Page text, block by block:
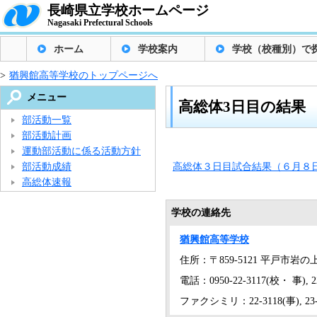
長崎県立学校ホームページ
Nagasaki Prefectural Schools
ホーム 学校案内 学校（校種別）で
> 猶興館高等学校のトップページへ
高総体3日目の結果
高総体３日目試合結果（６月８
学校の連絡先
猶興館高等学校
住所：〒859-5121 平戸市岩の
電話：0950-22-3117(校・ 事),
ファクシミリ：22-3118(事),
メニュー
部活動一覧
部活動計画
運動部活動に係る活動方針
部活動成績
高総体速報